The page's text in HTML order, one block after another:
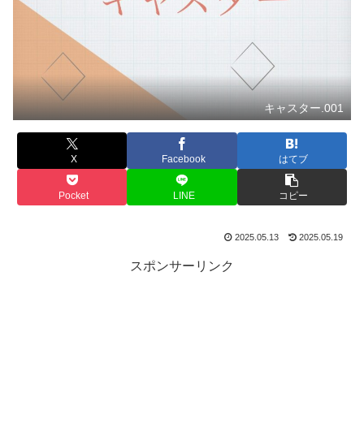
キャスター.001
X Facebook はてブ
Pocket LINE コピー
2025.05.13 2025.05.19
スポンサーリンク